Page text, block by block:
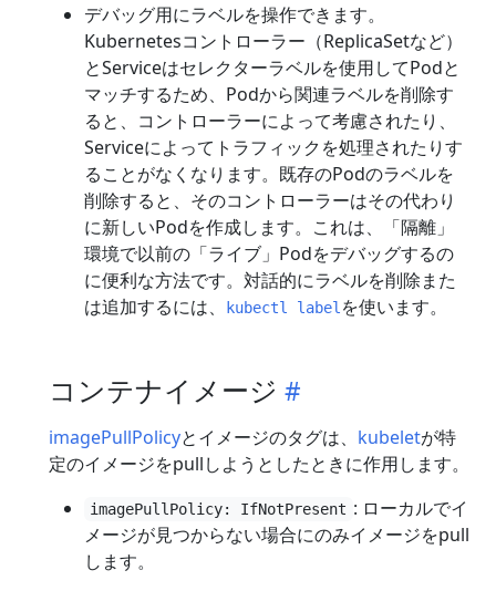
デバッグ用にラベルを操作できます。
Kubernetesコントローラー（ReplicaSetなど）
とServiceはセレクターラベルを使用してPodと
マッチするため、Podから関連ラベルを削除す
ると、コントローラーによって考慮されたり、
Serviceによってトラフィックを処理されたりす
ることがなくなります。既存のPodのラベルを
削除すると、そのコントローラーはその代わり
に新しいPodを作成します。これは、「隔離」
環境で以前の「ライブ」Podをデバッグするの
に便利な方法です。対話的にラベルを削除また
は追加するには、
kubectl label を使います。
コンテナイメージ
imagePullPolicyとイメージのタグは、 kubeletが特
定のイメージをpullしようとしたときに作用します。
imagePullPolicy: IfNotPresent : ローカルでイ
メージが見つからない場合にのみイメージをpull
します。